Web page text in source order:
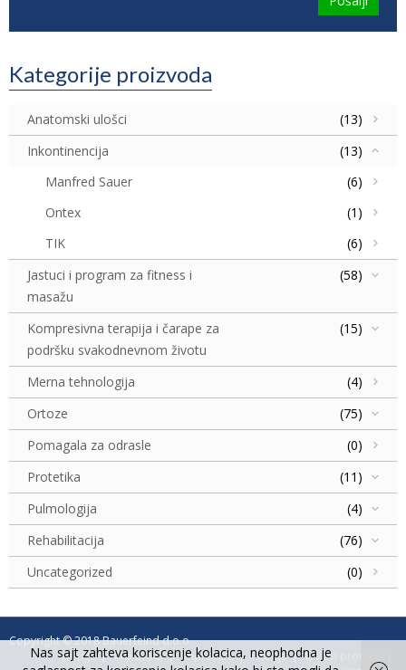
Kategorije proizvoda
Anatomski ulošci
(13)
Inkontinencija
(13)
Manfred Sauer
(6)
Ontex
(1)
TIK
(6)
Jastuci i program za fitness i
masažu
(58)
Kompresivna terapija i čarape za
podršku svakodnevnom životu
(15)
Merna tehnologija
(4)
Ortoze
(75)
Pomagala za odrasle
(0)
Protetika
(11)
Pulmologija
(4)
Rehabilitacija
(76)
Uncategorized
(0)
Copyright © 2018 Bauerfeind d.o.o.
Usluge
Proizvodi Impresum Istorija
Uslovi prodaje
Nas sajt zahteva koriscenje kolacica, neophodna je